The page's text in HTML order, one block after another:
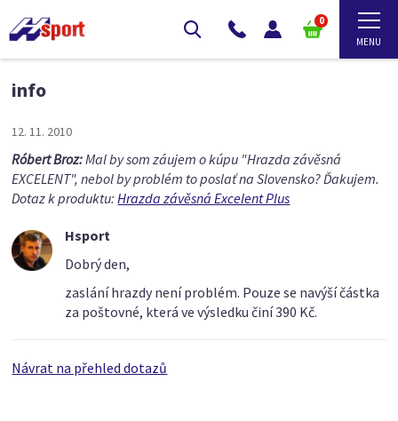
0
info
12. 11. 2010
Róbert Broz:Mal by som záujem o kúpu "Hrazda závěsná
EXCELENT", nebol by problém to poslať na Slovensko? Ďakujem.
Dotaz k produktu:Hrazda závěsná Excelent Plus
Hsport
Dobrý den,
zaslání hrazdy není problém. Pouze se navýší částka
za poštovné, která ve výsledku činí 390 Kč.
Návrat na přehled dotazů